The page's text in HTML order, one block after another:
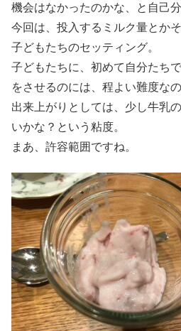
機会はなかったのかな、と自己分
今回は、投入するミルク量とか
子どもたちのセッティング。
子どもたちに、初めて自分たち
をさせるのには、程よい難度な
出来上がりとしては、少し牛乳
いかな？という粘度。
まあ、許容範囲ですね。